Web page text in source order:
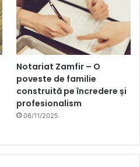
Notariat Zamfir – O
poveste de familie
construită pe încredere și
profesionalism
06/11/2025